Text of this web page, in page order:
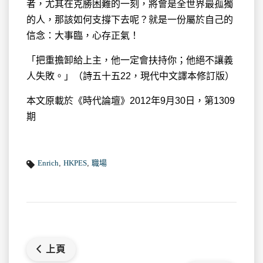
者，尤其在克勝困難的一刻，將會是全世界最孤獨
的人，那該如何支撐下去呢？就是一份屬於自己的
信念：大事臨，心存正氣！
「把重擔卸給上主，他一定會扶持你；他絕不讓義
人失敗。」（詩五十五22，現代中文譯本修訂版）
本文原載於《時代論壇》2012年9月30日，第1309
期
Enrich HKPES 職場
上頁